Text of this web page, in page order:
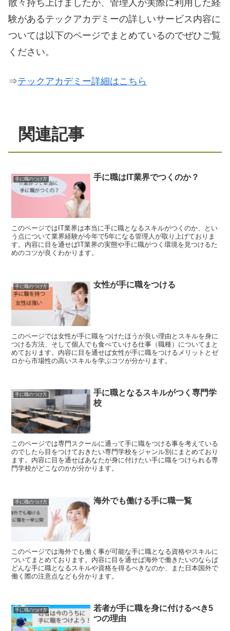
散々持ち上げましたが、管理人が実際に利用した経
験があるテックアカデミーの詳しいサービス内容に
ついては以下のページでまとめているのでぜひご覧
ください。
⇒テックアカデミー詳細はこちら
関連記事
手に職のつけ方 手に職はIT‎業界でつくのか？
このページではIT業界は本当に手に職となるスキルがつくのか、とい
う点について業界経験が今年で5年になる管理人が取り上げておりま
す。内容に目を通せばIT業界の実態や手に職がつく環境を見つけるた
めのコツが良くわかります。
手に職のつけ方 女性が手に職をつける
このページでは女性が手に職をつけたほうが良い理由とスキルを身に
つける方法、そして個人でも食べていける仕事（職種）についてまと
めております。内容に目を通せば女性が手に職をつけるメリットとゼ
ロから市場性の高いスキルを学ぶコツが分かります。
手に職のつけ方
手に職となるスキルがつく専門学
校
このページでは専門スクールに通って手に職をつける事を考えている
のでしたら目をつけておきたい専門学校をジャンル別にまとめており
ます。内容に目を通せばあなたが身に付けたい手に職をつけられる専
門学校がどこなのかが分かります。
手に職のつけ方 海外でも働ける手に職一覧
このページでは海外でも働く事が可能な手に職となる資格やスキルに
ついてまとめております。内容に目を通せば海外で働きたいのならば
どんな手に職となるスキルや資格を得るべきなのか、また日本国外で
働く際の注意点なども分かります。
手に職のつけ方
若者が手に職を身に付けるべき5
つの理由